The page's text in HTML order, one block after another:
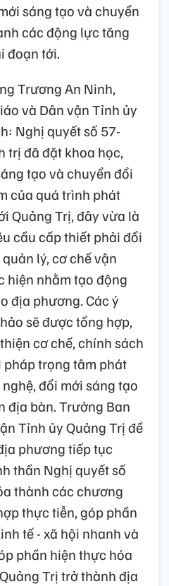
sáng tạo và chuyển
các động lực tăng
đoạn tới.
Trương An Ninh,
và Dân vận Tỉnh ủy
Nghị quyết số 57-
trị đã đặt khoa học,
tạo và chuyển đổi
của quá trình phát
Quảng Trị, đây vừa là
cầu cấp thiết phải đổi
lý, cơ chế vận
hiện nhằm tạo động
địa phương. Các ý
sẽ được tổng hợp,
cơ chế, chính sách
trọng tâm phát
đổi mới sáng tạo
địa bàn. Trưởng Ban
Tỉnh ủy Quảng Trị đề
phương tiếp tục
thần Nghị quyết số
thành các chương
thực tiễn, góp phần
tế - xã hội nhanh và
phần hiện thực hóa
Trị trở thành địa